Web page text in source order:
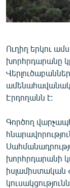
ՍՊՈՐՏ
ԱՐԽԻՎ
ՏԵՍԱՆՅՈՒԹԵՐ
ՁԳՏԵԼՈՎ
ՓՈԴՔԱՍԹ
Հայերեն
Ուղիղ երկու
խորհրդարանը
Էրդողանն է:
Գործող
խորհրդարանի
իսլամիստական